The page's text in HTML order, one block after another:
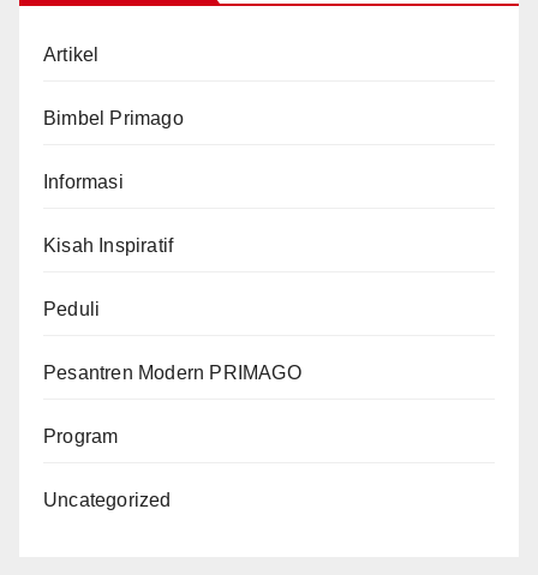
Artikel
Bimbel Primago
Informasi
Kisah Inspiratif
Peduli
Pesantren Modern PRIMAGO
Program
Uncategorized